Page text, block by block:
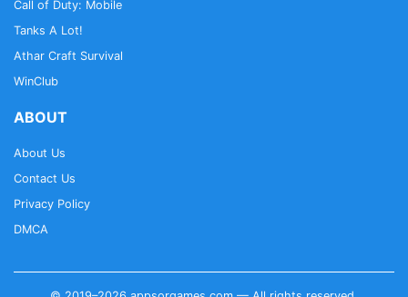
Call of Duty: Mobile
Tanks A Lot!
Athar Craft Survival
WinClub
ABOUT
About Us
Contact Us
Privacy Policy
DMCA